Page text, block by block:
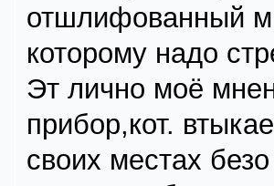
отшлифованный
которому надо
Эт лично моё
прибор,кот.
своих местах